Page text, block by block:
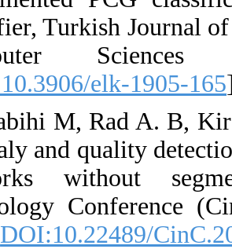
classifier,
[
22. Zabihi
anomaly
networks
616. [